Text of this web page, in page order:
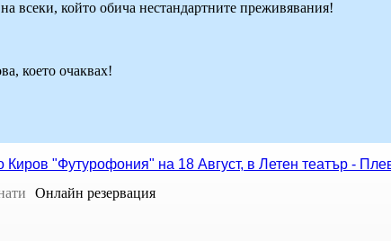
всеки, който обича нестандартните преживявания!
което очаквах!
"Футурофония" на 18 Август, в Летен театър -
Онлайн резервация